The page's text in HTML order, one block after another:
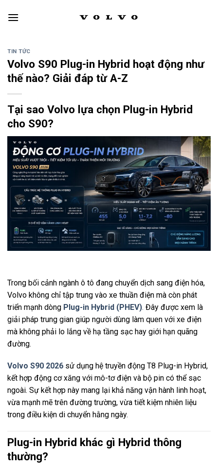
TIN TỨC
Volvo S90 Plug-in Hybrid hoạt động như
thế nào? Giải đáp từ A-Z
Tại sao Volvo lựa chọn Plug-in Hybrid
cho S90?
Trong bối cảnh ngành ô tô đang chuyển dịch sang điện hóa,
Volvo không chỉ tập trung vào xe thuần điện mà còn phát
triển mạnh dòng Plug-in Hybrid (PHEV). Đây được xem là
giải pháp trung gian giúp người dùng làm quen với xe điện
mà không phải lo lắng về hạ tầng sạc hay giới hạn quãng
đường.
Volvo S90 2026 sử dụng hệ truyền động T8 Plug-in Hybrid,
kết hợp động cơ xăng với mô-tơ điện và bộ pin có thể sạc
ngoài. Sự kết hợp này mang lại khả năng vận hành linh hoạt,
vừa mạnh mẽ trên đường trường, vừa tiết kiệm nhiên liệu
trong điều kiện di chuyển hằng ngày.
Plug-in Hybrid khác gì Hybrid thông
thường?